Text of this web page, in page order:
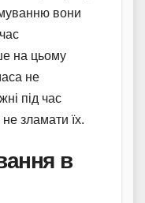
вони
на цьому
не
під час
зламати їх.
в